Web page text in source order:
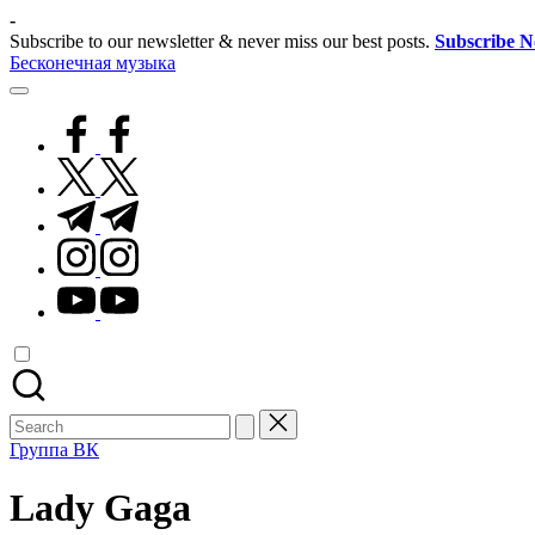
Skip
to
content
-
Subscribe to our newsletter & never miss our best posts. Subscribe
Бесконечная музыка
facebook.com
twitter.com
t.me
instagram.com
youtube.com
Search
for:
Группа ВК
Lady Gaga